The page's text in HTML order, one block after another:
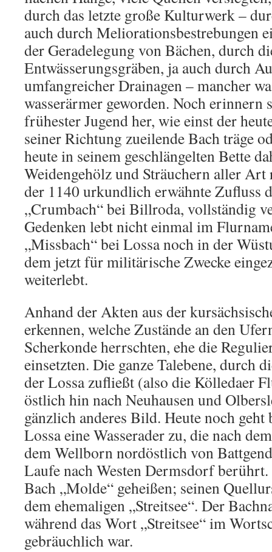
durch das letzte große Kulturwerk –
auch durch Meliorationsbestrebungen
der Geradelegung von Bächen, durch
Entwässerungsgräben, ja auch durch
umfangreicher Drainagen – mancher
wasserärmer geworden. Noch erinnern
frühester Jugend her, wie einst der
seiner Richtung zueilende Bach träge
heute in seinem geschlängelten Bette
Weidengehölz und Sträuchern aller Art
der 1140 urkundlich erwähnte Zufluss
„Crumbach“ bei Billroda, vollständig
Gedenken lebt nicht einmal im
„Missbach“ bei Lossa noch in der
dem jetzt für militärische Zwecke
weiterlebt.
Anhand der Akten aus der
erkennen, welche Zustände an den
Scherkonde herrschten, ehe die
einsetzten. Die ganze Talebene, durch
der Lossa zufließt (also die Kölledaer
östlich hin nach Neuhausen und
gänzlich anderes Bild. Heute noch
Lossa eine Wasserader zu, die nach
dem Wellborn nordöstlich von
Laufe nach Westen Dermsdorf
Bach „Molde“ geheißen; seinen
dem ehemaligen „Streitsee“. Der
während das Wort „Streitsee“ im
gebräuchlich war.